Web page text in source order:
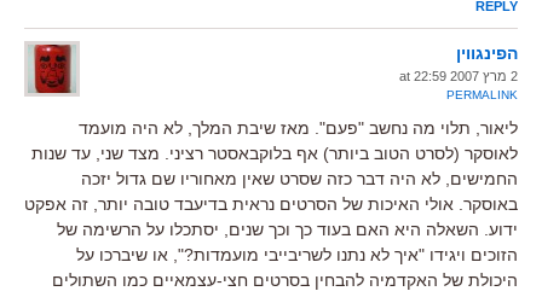
REPLY
הפינגווין
2 מרץ 2007 at 22:59
PERMALINK
ליאור, תלוי מה נחשב "פעם". מאז שיבת המלך, לא היה מועמד
לאוסקר (לסרט הטוב ביותר) אף בלוקבאסטר רציני. מצד שני, עד שנות
החמישים, לא היה דבר כזה שסרט שאין מאחוריו שם גדול יזכה
באוסקר. אולי האיכות של הסרטים נראית בדיעבד טובה יותר, זה אפקט
ידוע. השאלה היא האם בעוד כך וכך שנים, יסתכלו על הרשימה של
הזוכים ויגידו "איך לא נתנו לשריבייבי מועמדות?", או שיברכו על
היכולת של האקדמיה להבחין בסרטים חצי-עצמאיים כמו השתולים